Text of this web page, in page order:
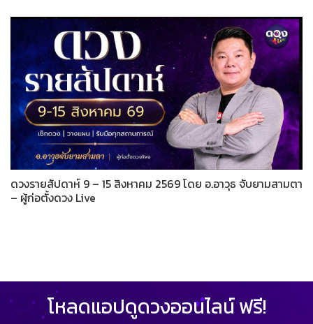
ดวงรายสัปดาห์ 9 – 15 สิงหาคม 2569 โดย อ.อาวุธ จับยามสามตา
– ผู้ก่อตั้งดวง Live
โหลดแอปดูดวงออนไลน์ ฟรี!